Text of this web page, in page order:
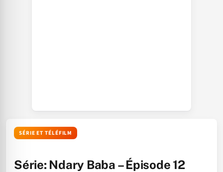
SÉRIE ET TÉLÉFILM
Série: Ndary Baba – Épisode 12